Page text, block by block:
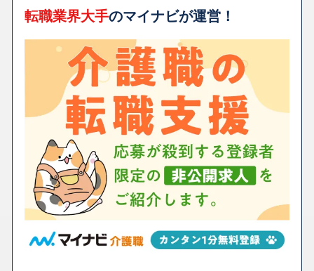
転職業界大手のマイナビが運営！